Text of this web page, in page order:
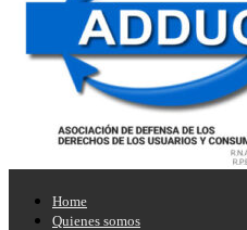
Home
Quienes somos